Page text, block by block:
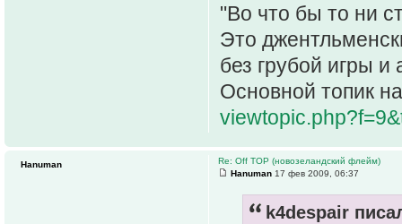
"Во что бы то ни
Это
без грубой игры и
Основной топик
Re: Off TOP (новозеландский флейм)
Hanuman 17 фев 2009, 06:37
k4despair
Hanuman